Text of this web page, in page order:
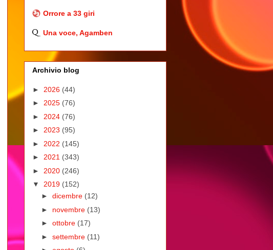
Orrore a 33 giri
Una voce, Agamben
Archivio blog
► 2026 (44)
► 2025 (76)
► 2024 (76)
► 2023 (95)
► 2022 (145)
► 2021 (343)
► 2020 (246)
▼ 2019 (152)
► dicembre (12)
► novembre (13)
► ottobre (17)
► settembre (11)